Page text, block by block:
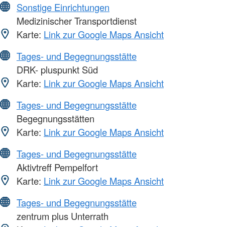
Sonstige Einrichtungen
Medizinischer Transportdienst
Karte: Link zur Google Maps Ansicht
Tages- und Begegnungsstätte
DRK- pluspunkt Süd
Karte: Link zur Google Maps Ansicht
Tages- und Begegnungsstätte
Begegnungsstätten
Karte: Link zur Google Maps Ansicht
Tages- und Begegnungsstätte
Aktivtreff Pempelfort
Karte: Link zur Google Maps Ansicht
Tages- und Begegnungsstätte
zentrum plus Unterrath